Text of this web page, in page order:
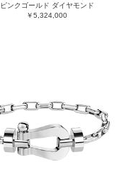
ピンクゴールド ダイヤモンド
￥5,324,000